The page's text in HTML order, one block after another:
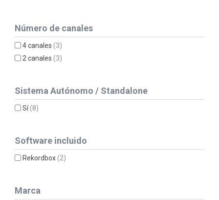
Número de canales
4 canales(3)
2 canales(3)
Sistema Autónomo / Standalone
Sí(8)
Software incluido
Rekordbox(2)
Marca